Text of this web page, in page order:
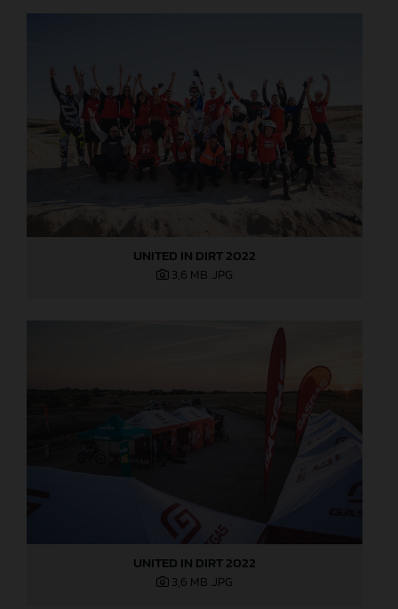
UNITED IN DIRT 2022
3,6 MB .JPG
UNITED IN DIRT 2022
3,6 MB .JPG